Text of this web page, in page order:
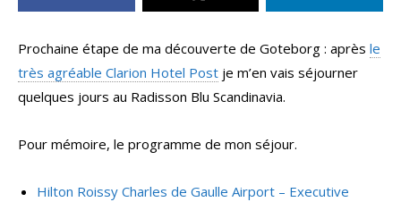
Prochaine étape de ma découverte de Goteborg : après le
très agréable Clarion Hotel Post je m’en vais séjourner
quelques jours au Radisson Blu Scandinavia.
Pour mémoire, le programme de mon séjour.
Hilton Roissy Charles de Gaulle Airport – Executive